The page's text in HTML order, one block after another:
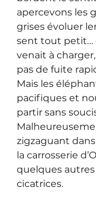
apercevons les
grises évoluer
sent tout petit…
venait à
pas de fuite
Mais les
pacifiques et
partir sans
zigzaguant
la carrosserie
quelques
cicatrices.